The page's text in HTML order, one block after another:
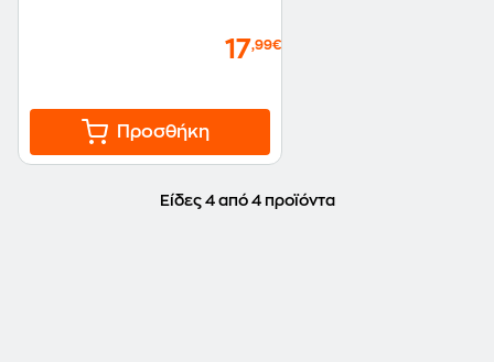
17,99€
Προσθήκη
Είδες 4 από 4 προϊόντα